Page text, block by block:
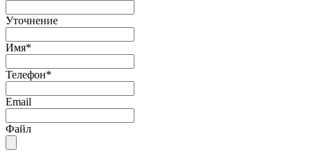
Уточнение
Имя*
Телефон*
Email
Файл